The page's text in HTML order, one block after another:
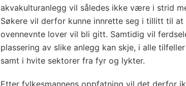
akvakulturanlegg vil således ikke være i strid
Søkere vil derfor kunne innrette seg i tillitt til
ovennevnte lover vil bli gitt. Samtidig vil
plassering av slike anlegg kan skje, i alle
samt i hvite sektorer fra fyr og lykter.
Etter fylkesmannens oppfatning vil det derfor